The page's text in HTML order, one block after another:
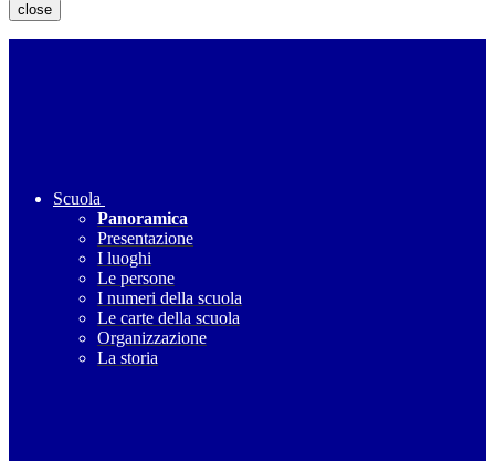
close
Scuola
Panoramica
Presentazione
I luoghi
Le persone
I numeri della scuola
Le carte della scuola
Organizzazione
La storia